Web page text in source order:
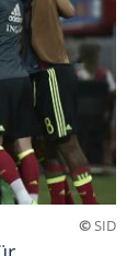
©SID